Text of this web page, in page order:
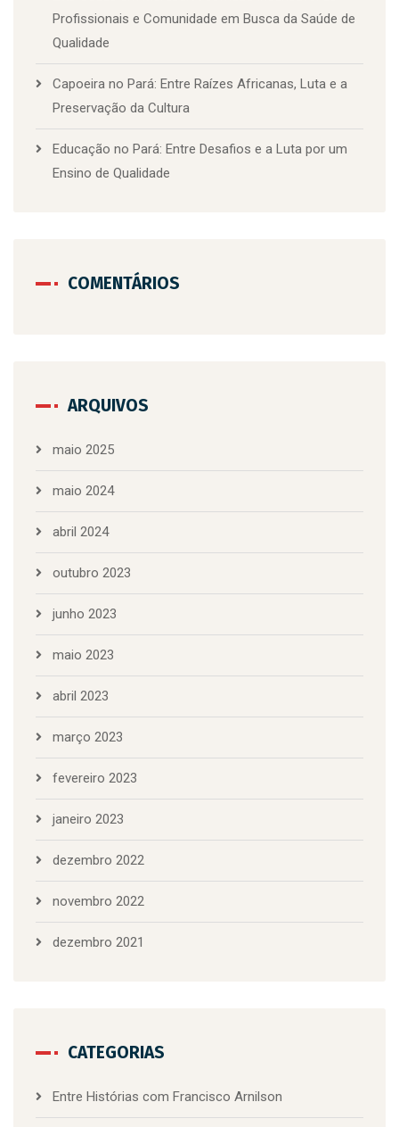
Profissionais e Comunidade em Busca da Saúde de
Qualidade
Capoeira no Pará: Entre Raízes Africanas, Luta e a
Preservação da Cultura
Educação no Pará: Entre Desafios e a Luta por um
Ensino de Qualidade
COMENTÁRIOS
ARQUIVOS
maio 2025
maio 2024
abril 2024
outubro 2023
junho 2023
maio 2023
abril 2023
março 2023
fevereiro 2023
janeiro 2023
dezembro 2022
novembro 2022
dezembro 2021
CATEGORIAS
Entre Histórias com Francisco Arnilson